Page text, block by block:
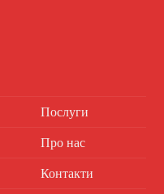
Послуги
Про нас
Контакти